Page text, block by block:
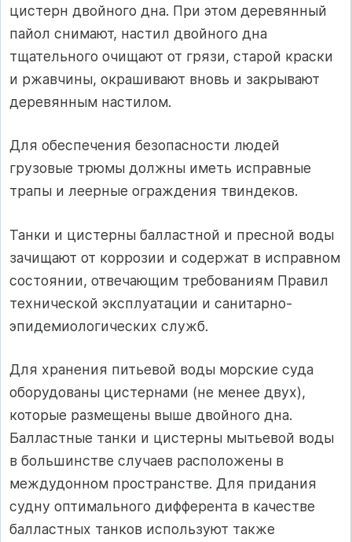
цистерн двойного дна. При этом деревянный
пайол снимают, настил двойного дна
тщательного очищают от грязи, старой краски
и ржавчины, окрашивают вновь и закрывают
деревянным настилом.
Для обеспечения безопасности людей
грузовые трюмы должны иметь исправные
трапы и леерные ограждения твиндеков.
Танки и цистерны балластной и пресной воды
зачищают от коррозии и содержат в исправном
состоянии, отвечающим требованиям Правил
технической эксплуатации и санитарно-
эпидемиологических служб.
Для хранения питьевой воды морские суда
оборудованы цистернами (не менее двух),
которые размещены выше двойного дна.
Балластные танки и цистерны мытьевой воды
в большинстве случаев расположены в
междудонном пространстве. Для придания
судну оптимального дифферента в качестве
балластных танков используют также